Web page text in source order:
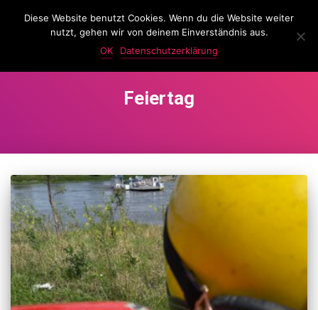
LassKnattern
Feiertag
Diese Website benutzt Cookies. Wenn du die Website weiter
nutzt, gehen wir von deinem Einverständnis aus.
OK
Datenschutzerklärung